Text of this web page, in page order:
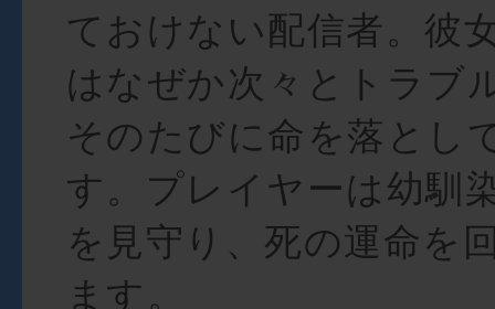
ておけない配信者。彼
はなぜか次々とトラブ
そのたびに命を落とし
す。プレイヤーは幼馴
を見守り、死の運命を
ます。